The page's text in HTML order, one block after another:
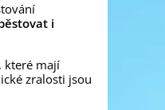
i
, které mají
zralosti jsou